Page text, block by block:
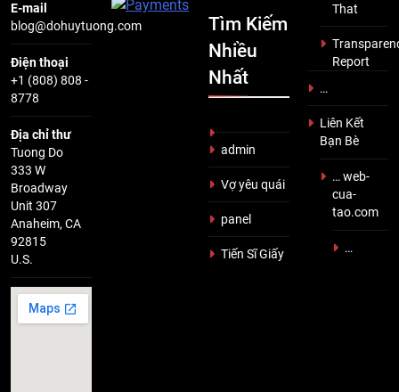
E-mail
blog@dohuytuong.com
Điện thoại
+1 (808) 808 -
8778
Địa chỉ thư
Tuong Do
333 W
Broadway
Unit 307
Anaheim, CA
92815
U.S.
Tìm Kiếm
Nhiều
Nhất
admin
Vợ yêu quái
panel
Tiến Sĩ Giấy
That
Report
…
Liên Kết
Bạn Bè
… web-
cua-
tao.com
…